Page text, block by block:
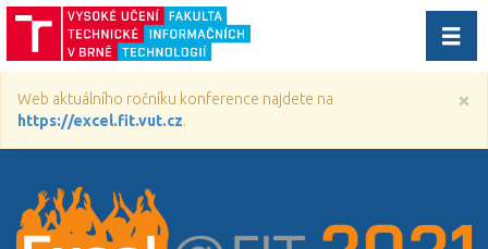
×
Web aktuálního ročníku konference najdete na
https://excel.fit.vut.cz.